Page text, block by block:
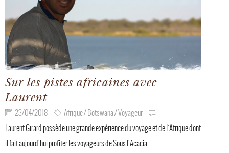
Sur les pistes africaines avec
Laurent
23/04/2018
Afrique / Botswana / Voyageur
Laurent Girard possède une grande expérience du voyage et de l'Afrique dont
il fait aujourd'hui profiter les voyageurs de Sous l'Acacia...